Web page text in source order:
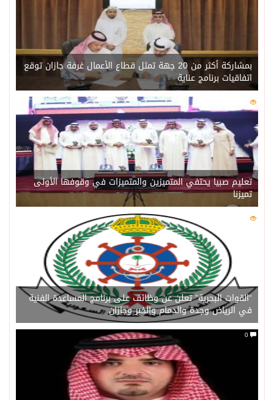
بمشاركة أكثر من 20 جهة تمثل قطاع الأعمال غرفة جازان توقع
اتفاقيات برنامج عناية
204
تعليم صبيا يحتفي المتميزين والمتميزات في وقوفها الأولى
تميزنا
202
“القوات البحرية” تعلن عن وظائف على برنامج المساعدة الفنية
في الرياض وجدة والدمام والخبر وجازان